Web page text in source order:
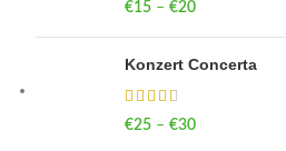
€15 – €20
Konzert Concerta
€25 – €30